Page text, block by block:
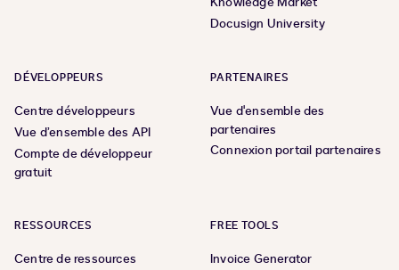
Docusign University
DÉVELOPPEURS
Centre développeurs
Vue d’ensemble des API
Compte de développeur
gratuit
PARTENAIRES
Vue d'ensemble des
partenaires
Connexion portail partenaires
RESSOURCES
Centre de ressources
FREE TOOLS
Invoice Generator